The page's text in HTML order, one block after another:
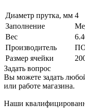
Диаметр прутка, мм 4
Заполнение
Вес
Производитель
ПО
Размер ячейки
Задать вопрос
Вы можете задать
или работе магазина.
Наши